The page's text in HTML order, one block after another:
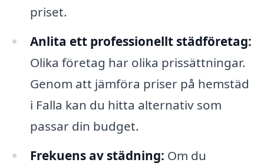
priset.
Anlita ett professionellt städföretag:
Olika företag har olika prissättningar.
Genom att jämföra priser på hemstäd
i Falla kan du hitta alternativ som
passar din budget.
Frekuens av städning: Om du